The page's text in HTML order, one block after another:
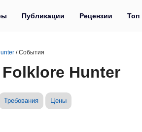
Публикации Рецензии Топ
/События
Hunter
Требования Цены